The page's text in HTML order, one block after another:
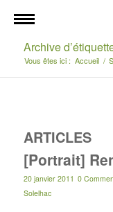
Archive
Vous êtes ici : Accueil /
ARTICLES
[Portrait]
20 janvier 2011 0
Solelhac